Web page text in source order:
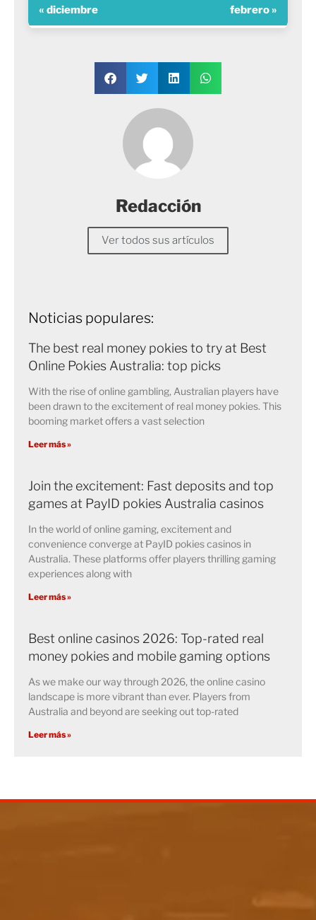
« diciembre febrero »
Redacción
Ver todos sus artículos
Noticias populares:
The best real money pokies to try at Best
Online Pokies Australia: top picks
With the rise of online gambling, Australian players have
been drawn to the excitement of real money pokies. This
booming market offers a vast selection
Leer más »
Join the excitement: Fast deposits and top
games at PayID pokies Australia casinos
In the world of online gaming, excitement and
convenience converge at PayID pokies casinos in
Australia. These platforms offer players thrilling gaming
experiences along with
Leer más »
Best online casinos 2026: Top-rated real
money pokies and mobile gaming options
As we make our way through 2026, the online casino
landscape is more vibrant than ever. Players from
Australia and beyond are seeking out top-rated
Leer más »